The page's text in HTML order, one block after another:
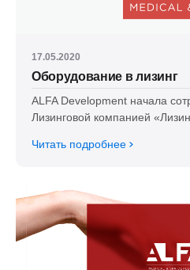
17.05.2020
Оборудование в лизинг
ALFA Development начала
Лизинговой компанией
Читать подробнее